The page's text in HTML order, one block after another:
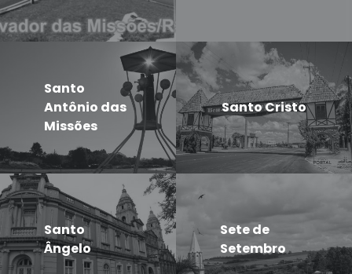
Santo
Antônio das
Missões
Santo Cristo
Santo
Ângelo
Sete de
Setembro